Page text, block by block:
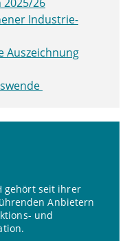
Industrie-
Auszeichnung
gehört seit ihrer
Anbietern
und